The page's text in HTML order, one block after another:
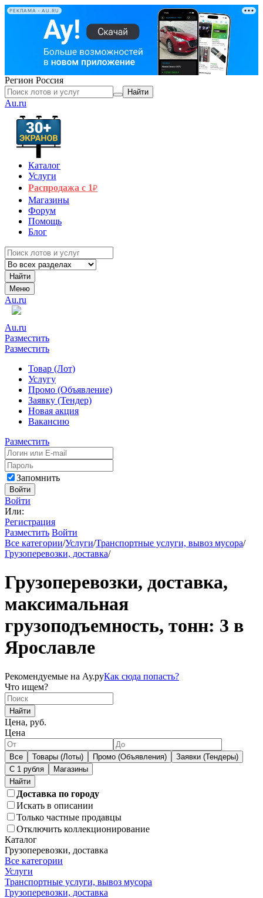
РЕКЛАМА • AU.RU
Регион Россия
Найти
Au.ru
Каталог
Услуги
Распродажа с 1₽
Магазины
Форум
Помощь
Блог
Найти
Меню
Au.ru
Au.ru
Разместить
Разместить
Товар (Лот)
Услугу
Промо (Объявление)
Заявку (Тендер)
Новая акция
Вакансию
Разместить
Запомнить
Войти
Войти
Или:
Регистрация
Разместить Войти
Все категории/Услуги/Транспортные услуги, вывоз мусора/
Грузоперевозки, доставка/
Грузоперевозки, доставка,
максимальная
грузоподъемность, тонн: 3 в
Ярославле
Рекомендуемые на Ау.руКак сюда попасть?
Что ищем?
Найти
Цена, руб.
Цена
Все Товары (Лоты) Промо (Объявления)
Заявки (Тендеры)
С 1 рубля
Магазины
Доставка по городу
Искать в описании
Только частные продавцы
Отключить коллекционирование
Каталог
Грузоперевозки, доставка
Все категории
Услуги
Транспортные услуги, вывоз мусора
Грузоперевозки, доставка